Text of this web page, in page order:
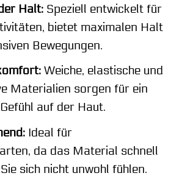
Halt:Speziell entwickelt für
bietet maximalen Halt
Bewegungen.
Weiche, elastische und
Materialien sorgen für ein
auf der Haut.
Ideal für
da das Material schnell
sich nicht unwohl fühlen.